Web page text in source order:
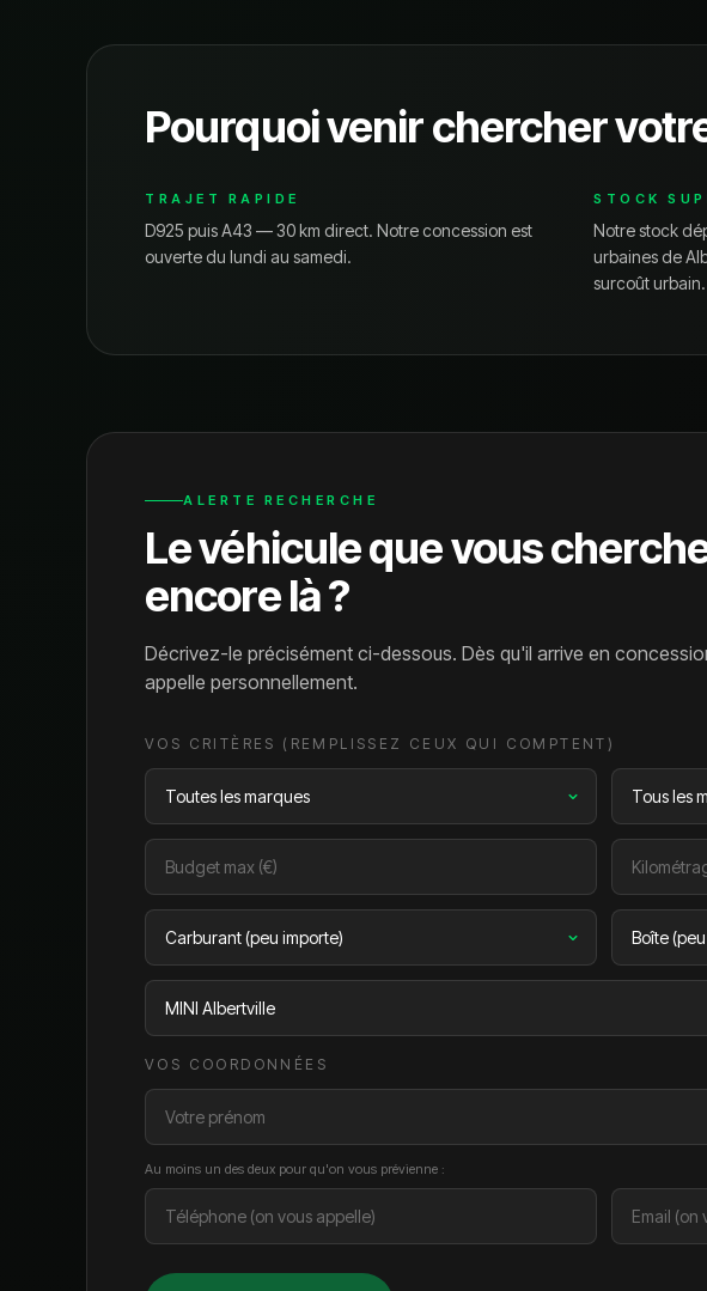
Pourquoi venir chercher
TRAJET RAPIDE
D925 puis A43 — 30 km direct. Notre concession est
ouverte du lundi au samedi.
STOCK
Notre stock
urbaines de
surcoût urbain.
ALERTE RECHERCHE
Le véhicule que vous
encore là ?
Décrivez-le précisément ci-dessous. Dès qu'il arrive en
appelle personnellement.
VOS CRITÈRES (REMPLISSEZ CEUX QUI COMPTENT)
VOS COORDONNÉES
Au moins un des deux pour qu'on vous prévienne :